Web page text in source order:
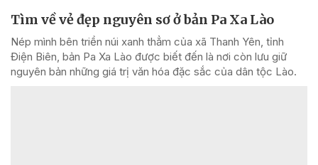
Tìm về vẻ đẹp nguyên sơ ở bản Pa Xa Lào
Nép mình bên triền núi xanh thẳm của xã Thanh Yên, tỉnh
Điện Biên, bản Pa Xa Lào được biết đến là nơi còn lưu giữ
nguyên bản những giá trị văn hóa đặc sắc của dân tộc Lào.